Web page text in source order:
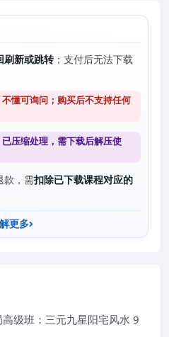
刷新或跳转；支付后无法下载
懂可询问；购买后不支持任何
压缩处理，需下载后解压使
款，需扣除已下载课程对应的
更多
级班：三元九星阳宅风水 9